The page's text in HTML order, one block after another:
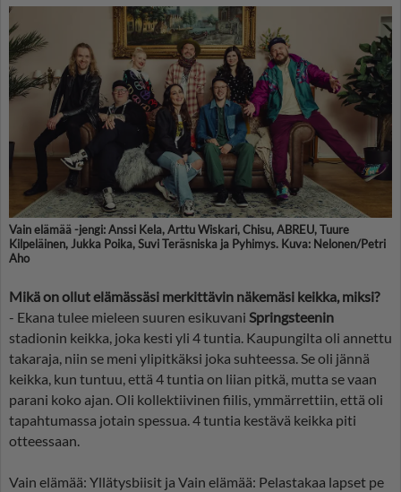
Vain elämää -jengi: Anssi Kela, Arttu Wiskari, Chisu, ABREU, Tuure
Kilpeläinen, Jukka Poika, Suvi Teräsniska ja Pyhimys. Kuva: Nelonen/Petri
Aho
Mikä on ollut elämässäsi merkittävin näkemäsi keikka, miksi?
- Ekana tulee mieleen suuren esikuvani Springsteenin
stadionin keikka, joka kesti yli 4 tuntia. Kaupungilta oli annettu
takaraja, niin se meni ylipitkäksi joka suhteessa. Se oli jännä
keikka, kun tuntuu, että 4 tuntia on liian pitkä, mutta se vaan
parani koko ajan. Oli kollektiivinen fiilis, ymmärrettiin, että oli
tapahtumassa jotain spessua. 4 tuntia kestävä keikka piti
otteessaan.
Vain elämää: Yllätysbiisit ja Vain elämää: Pelastakaa lapset pe